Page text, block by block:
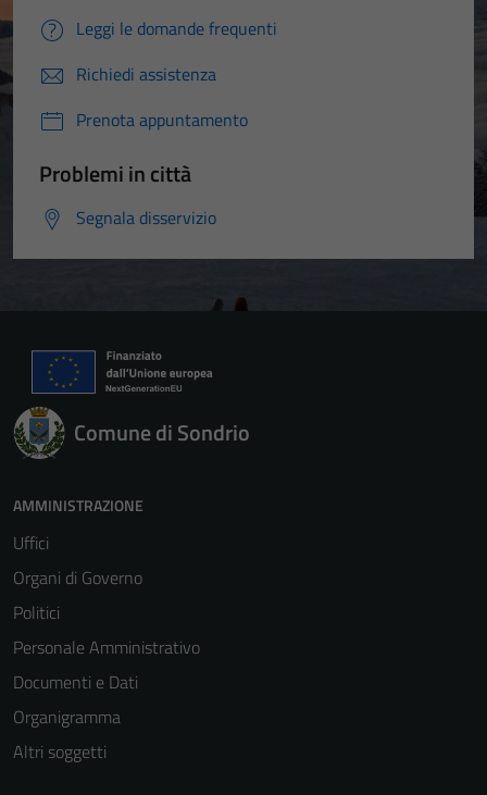
Leggi le domande frequenti
Richiedi assistenza
Prenota appuntamento
Problemi in città
Segnala disservizio
Comune di Sondrio
AMMINISTRAZIONE
Uffici
Organi di Governo
Politici
Personale Amministrativo
Documenti e Dati
Organigramma
Altri soggetti